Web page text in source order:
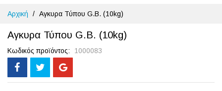
Μετάβαση
στο
περιεχόμενο
Αρχική Αγκυρα Τύπου G.B. (10kg)
Αγκυρα Τύπου G.B. (10kg)
Κωδικός προϊόντος 1000083